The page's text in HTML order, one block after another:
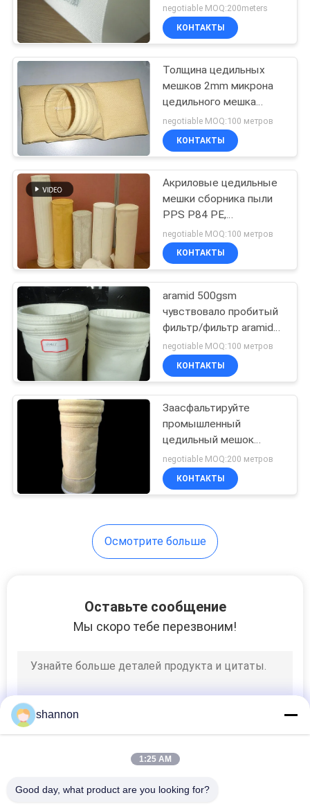
negotiable MOQ:200meters
КОНТАКТЫ
Толщина цедильных
мешков 2mm микрона
цедильного мешка
aramid сборника пыли
промышленная
negotiable MOQ:100 метров
КОНТАКТЫ
Акриловые цедильные
мешки сборника пыли
PPS P84 PE,
химическая
устойчивость фильтра
войлока иглы Aramid
negotiable MOQ:100 метров
КОНТАКТЫ
aramid 500gsm
чувствовало пробитый
фильтр/фильтр aramid
для пылесоса
negotiable MOQ:100 метров
КОНТАКТЫ
Заасфальтируйте
промышленный
цедильный мешок
Aramid/пробитый иглой
ISO средств массовой
информации фильтра
negotiable MOQ:200 метров
КОНТАКТЫ
Осмотрите больше
Оставьте сообщение
Мы скоро тебе перезвоним!
shannon
1:25 AM
Good day, what product are you looking for?